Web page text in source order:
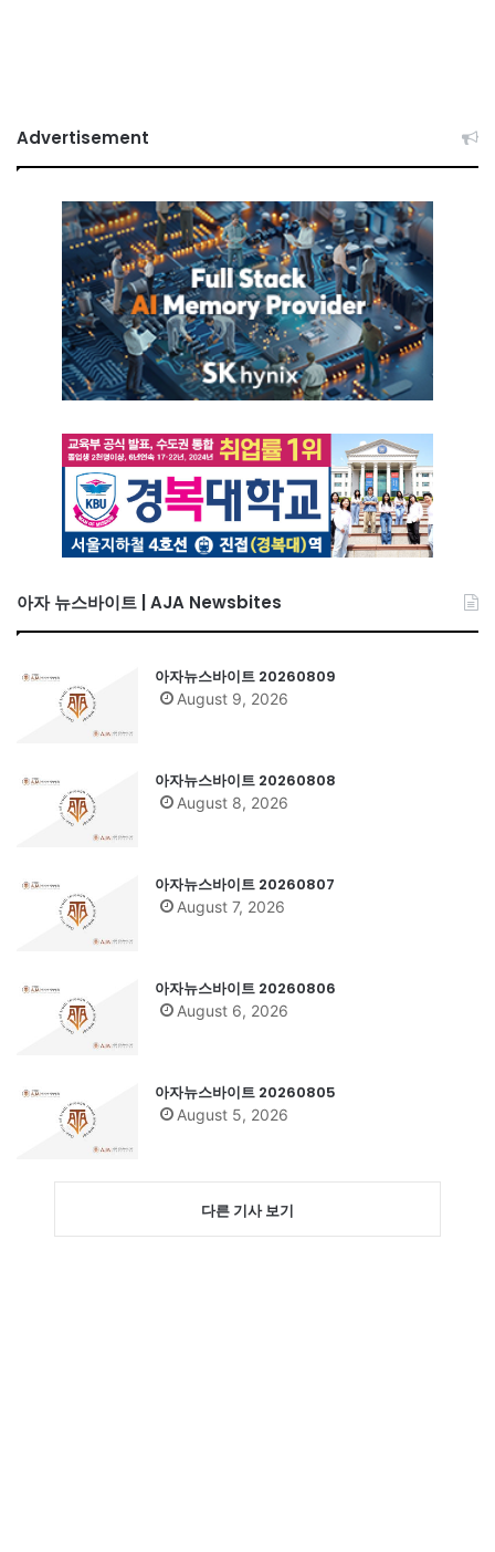
Advertisement
아자 뉴스바이트 | AJA Newsbites
아자뉴스바이트 20260809
August 9, 2026
아자뉴스바이트 20260808
August 8, 2026
아자뉴스바이트 20260807
August 7, 2026
아자뉴스바이트 20260806
August 6, 2026
아자뉴스바이트 20260805
August 5, 2026
다른 기사 보기